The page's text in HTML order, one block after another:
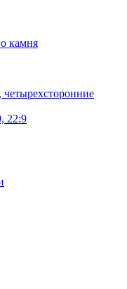
камня
четырехсторонние
22:9